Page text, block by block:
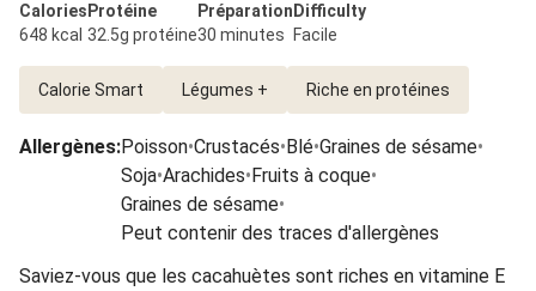
Calories
648 kcal
Protéine
32.5g protéine
Préparation
30 minutes
Difficulty
Facile
Calorie Smart Légumes + Riche en protéines
Allergènes:Poisson•Crustacés•Blé•Graines de sésame•
Soja•Arachides•Fruits à coque•
Graines de sésame•
Peut contenir des traces d'allergènes
Saviez-vous que les cacahuètes sont riches en vitamine E